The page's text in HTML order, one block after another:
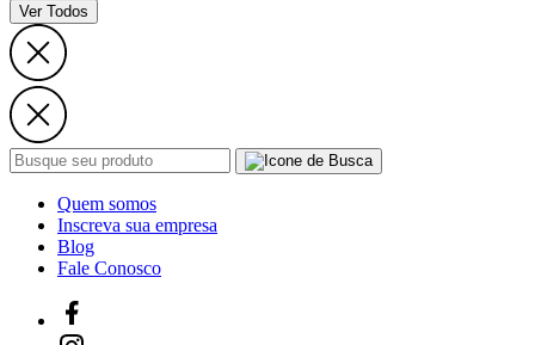
Ver Todos
Quem somos
Inscreva sua empresa
Blog
Fale Conosco